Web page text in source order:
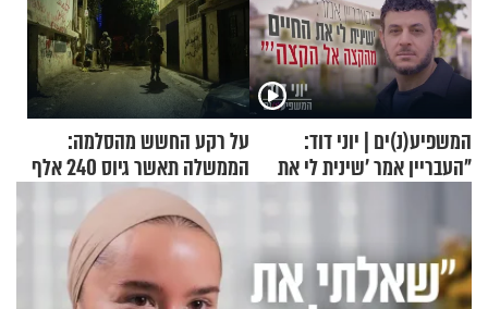
המשפיע(נ)ים | יוני דוד:
"העבריין אמר 'שינית לי את
על רקע החשש מהסלמה:
הממשלה תאשר גיוס 240 אלף
אנשי מילואים